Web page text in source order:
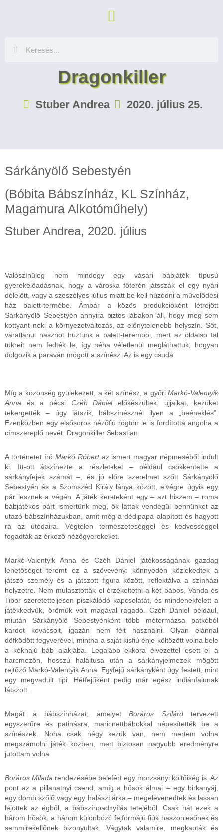
Dragonkiller
Stuber Andrea 2020. július 25.
Sárkányölő Sebestyén
(Bóbita Bábszínház, KL Színház,
Magamura Alkotóműhely)
Stuber Andrea, 2020. július
Valószínűleg nem mindegy egy vásári bábjáték típusú
gyerekelőadásnak, hogy a városka főterén játsszák el egy nyári
délelőtt, vagy a szeszélyes július miatt be kell húzódni a művelődési
ház balett-termébe. Ámbár a közös produkcióként létrejött
Sárkányölő Sebestyén annyira biztos lábakon áll, hogy meg sem
kottyant neki a környezetváltozás, az előnytelenebb helyszín. Sőt,
váratlanul hasznot húztunk a balett-teremből, mert az oldalsó fal
tükreit nem fedték le, így néha véletlenül megláthattuk, hogyan
dolgozik a paraván mögött a színész. Az is egy csuda.
Míg a közönség gyülekezett, a két színész, a győri Markó-Valentyik
Anna és a pécsi Czéh Dánielelőkészültek: ujjaikat, kezüket
tekergették – úgy látszik, bábszínésznél ilyen a „beéneklés”.
Ezenközben egy elsősoros nézőfiú rögtön le is fordította angolra a
címszereplő nevét: Dragonkiller Sebastian.
A történetet író Markó Róbertaz ismert magyar népmeséből indult
ki. Itt-ott átszínezte a részleteket – például csökkentette a
sárkányfejek számát –, és jó előre szerelmet szőtt Sárkányölő
Sebestyén és a Szomszéd Király lánya között, elvégre úgyis egy
pár lesznek a végén. A játék kereteként egy – azt hiszem – roma
bábjátékos párt ismertünk meg, ők láttak vendégül bennünket az
utazó bábszínházukban, amit még a dédipapa alapított és hagyott
rá az utódaira. Végtelen természeteséggel és kedvességgel
fogadták az érkező nézőgyerekeket.
Markó-Valentyik Anna és Czéh Dániel játékosságának gazdag
lehetőséget teremt ez a szövevény: könnyedén közlekedtek a
játszó személy és a játszott figura között, reflektálva a színházi
helyzetre. Nem mulasztották el érzékeltetni a két bábos, Vanda és
Tibor szeretetteljesen piszkálódó kapcsolatát, és mindenekfelett a
játékkedvük, örömük volt magával ragadó. Czéh Dániel például,
miután Sárkányölő Sebestyénként több métermázsa patkóból
kardot kovácsolt, igazán nem félt használni. Olyan elánnal
döfködött fegyverével, mintha a saját kisfiú énje költözött volna bele
a kékhajú báb alakjába. Legalább ekkora élvezettel esett el a
harcmezőn, hosszú haláltusa után a sárkányjelmezek mögött
rejtőző Markó-Valentyik Anna. Egyfejű sárkányként úgy festett, mint
egy megvadult tipi. Hétfejűként pedig már egész indiánfalunak
látszott.
Magát a bábszínházat, amelyet Boráros Szilárdtervezett
egyszerűre és patinásra, marionettbábokkal népesítették be a
színészek. Noha csak négy kezük van, nem mertem volna
megszámolni játék közben, mert biztosan nagyobb eredményre
jutottam volna.
Boráros Milada rendezésébe belefért egy morzsányi költőiség is. Az
pont az a pillanatnyi csend, amíg a hősök álmai – egy birkanyáj,
egy domb szőlő vagy egy halászbárka – megelevenedtek és lassan
lejöttek az égből, a bábszínpadnyílás tetejéből. Csak hát ezek a
három hősök, a három különböző fejformájú fiúk haszonlesőnek és
semmirekellőnek bizonyultak. Vágytak valamire, megkapták és